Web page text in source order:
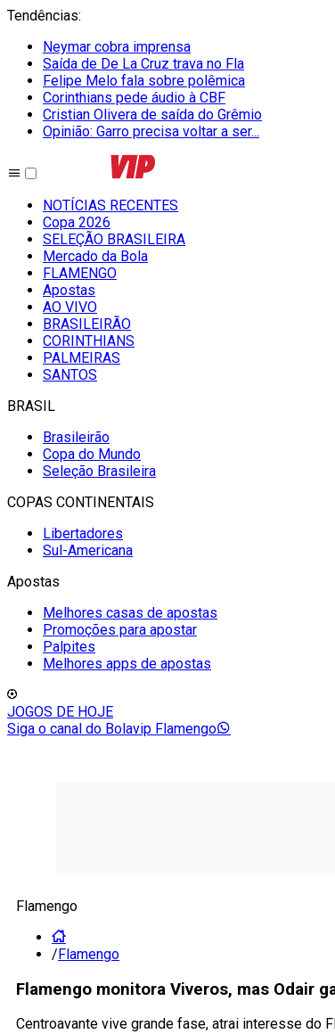
Tendências:
Neymar cobra imprensa
Saída de De La Cruz trava no Fla
Felipe Melo fala sobre polêmica
Corinthians pede áudio à CBF
Cristian Olivera de saída do Grêmio
Opinião: Garro precisa voltar a ser...
NOTÍCIAS RECENTES
Copa 2026
SELEÇÃO BRASILEIRA
Mercado da Bola
FLAMENGO
Apostas
AO VIVO
BRASILEIRÃO
CORINTHIANS
PALMEIRAS
SANTOS
BRASIL
Brasileirão
Copa do Mundo
Seleção Brasileira
COPAS CONTINENTAIS
Libertadores
Sul-Americana
Apostas
Melhores casas de apostas
Promoções para apostar
Palpites
Melhores apps de apostas
JOGOS DE HOJE
Siga o canal do Bolavip Flamengo
Flamengo
/Flamengo
Flamengo monitora Viveros, mas Odair
Centroavante vive grande fase, atrai interesse do